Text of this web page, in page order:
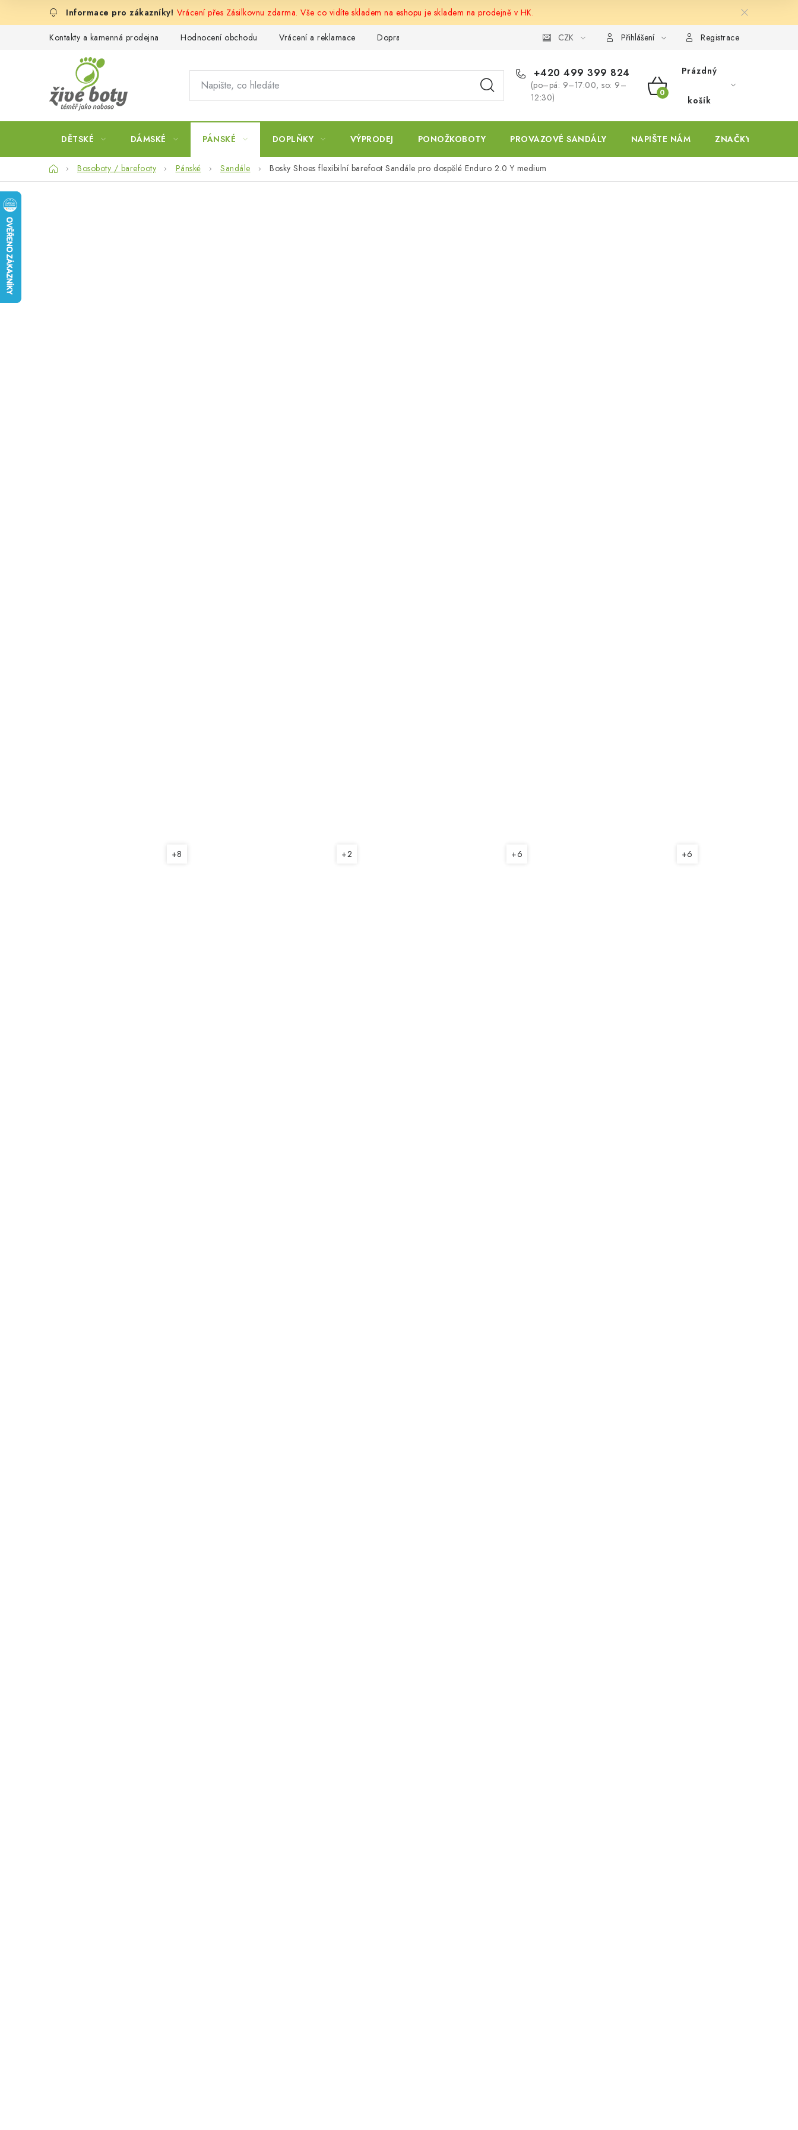
Vrácení přes Zásilkovnu zdarma. Vše co vidíte skladem na eshopu je skladem na prodejně v HK.
Kontakty a kamenná prodejna Hodnocení obchodu Vrácení a reklamace Doprava a platba CZK Přihlášení Registrace
+420 499 399 824
(po–pá: 9–17:00, so: 9–
12:30)
NÁKUPNÍ
KOŠÍK
Prázdný
košík
DĚTSKÉ DÁMSKÉ PÁNSKÉ DOPLŇKY VÝPRODEJ PONOŽKOBOTY PROVAZOVÉ SANDÁLY NAPIŠTE NÁM ZNAČKY
DomůBosoboty / barefooty Pánské Sandále Bosky Shoes flexibilní barefoot Sandále pro dospělé Enduro 2.0 Y medium